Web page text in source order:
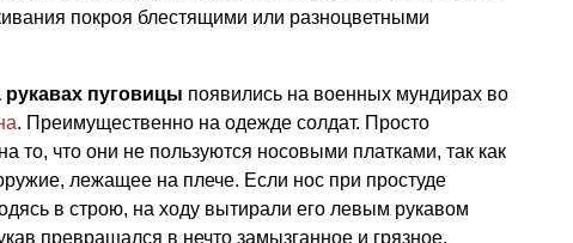
покроя блестящими или разноцветными
пуговицы появились на военных мундирах во
. Преимущественно на одежде солдат. Просто
то, что они не пользуются носовыми платками, так как
лежащее на плече. Если нос при простуде
в строю, на ходу вытирали его левым рукавом
превращался в нечто замызганное и грязное.